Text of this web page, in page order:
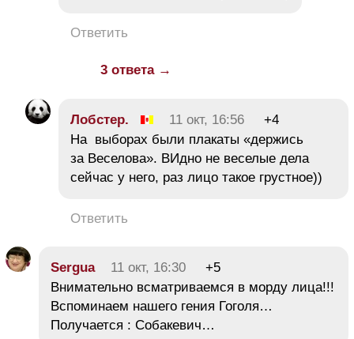
Ответить
3 ответа →
Лобстер. 11 окт, 16:56
+4
На выборах были плакаты «держись
за Веселова». ВИдно не веселые дела
сейчас у него, раз лицо такое грустное))
Ответить
Sergua 11 окт, 16:30
+5
Внимательно всматриваемся в морду лица!!!
Вспоминаем нашего гения Гоголя…
Получается : Собакевич…